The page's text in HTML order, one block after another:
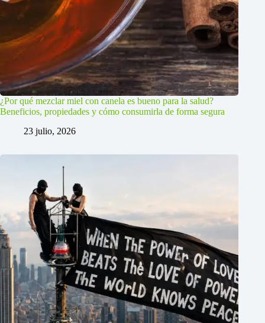
¿Por qué mezclar miel con canela es bueno para la salud?
Beneficios, propiedades y cómo consumirla de forma segura
23 julio, 2026